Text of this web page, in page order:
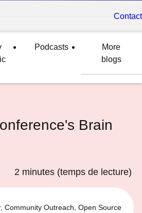
Contact
Podcasts
More
blogs
Brain
2 minutes (temps de lecture)
Community Outreach, Open Source